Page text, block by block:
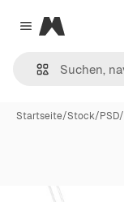
Close menu
Magnific
Startseite/Stock/PSD/